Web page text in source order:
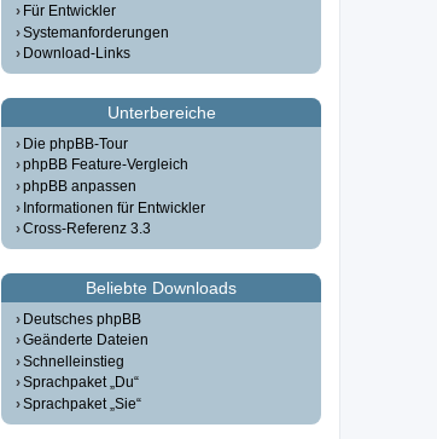
Für Entwickler
Systemanforderungen
Download-Links
Unterbereiche
Die phpBB-Tour
phpBB Feature-Vergleich
phpBB anpassen
Informationen für Entwickler
Cross-Referenz 3.3
Beliebte Downloads
Deutsches phpBB
Geänderte Dateien
Schnelleinstieg
Sprachpaket „Du“
Sprachpaket „Sie“